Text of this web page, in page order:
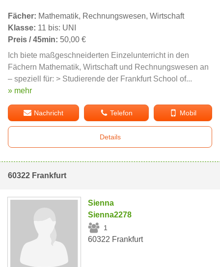
Fächer: Mathematik, Rechnungswesen, Wirtschaft
Klasse: 11 bis: UNI
Preis / 45min: 50,00 €
Ich biete maßgeschneiderten Einzelunterricht in den
Fächern Mathematik, Wirtschaft und Rechnungswesen an
– speziell für: > Studierende der Frankfurt School of...
» mehr
Nachricht Telefon Mobil
Details
60322 Frankfurt
Sienna
Sienna2278
1
60322 Frankfurt